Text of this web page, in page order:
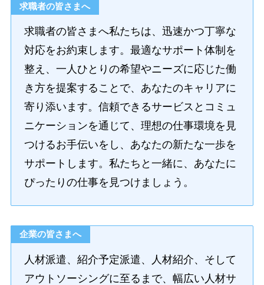
求職者の皆さまへ
求職者の皆さまへ私たちは、迅速かつ丁寧な
対応をお約束します。最適なサポート体制を
整え、一人ひとりの希望やニーズに応じた働
き方を提案することで、あなたのキャリアに
寄り添います。信頼できるサービスとコミュ
ニケーションを通じて、理想の仕事環境を見
つけるお手伝いをし、あなたの新たな一歩を
サポートします。私たちと一緒に、あなたに
ぴったりの仕事を見つけましょう。
企業の皆さまへ
人材派遣、紹介予定派遣、人材紹介、そして
アウトソーシングに至るまで、幅広い人材サ